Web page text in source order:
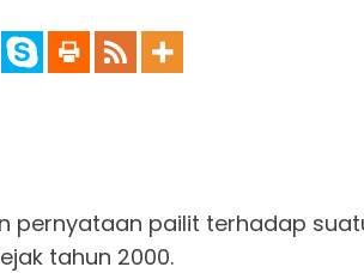
pernyataan pailit terhadap
tahun 2000.